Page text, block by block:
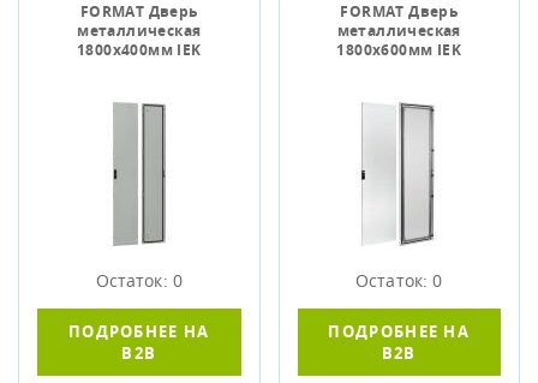
FORMAT Дверь
металлическая
1800х400мм IEK
Остаток: 0
ПОДРОБНЕЕ НА
B2B
FORMAT Дверь
металлическая
1800х600мм IEK
Остаток: 0
ПОДРОБНЕЕ НА
B2B